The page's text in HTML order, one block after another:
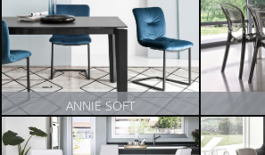
ZOBACZ PRODUKT
ANNIE SOFT
ZOBACZ PRODUKT